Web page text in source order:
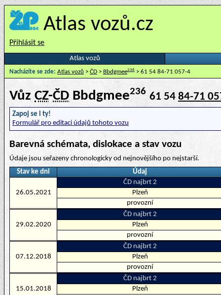
Atlas vozů.cz
Přihlásit se
Atlas vozů
Nacházíte se zde: Atlas vozů > ČD > Bbdgmee236 > 61 54 84-71 057-4
VůzCZ-ČD Bbdgmee236 61 54 84-71
Zapoj se i ty!
Formulář pro editaci údajů tohoto vozu
Barevná schémata, dislokace a stav vozu
Údaje jsou seřazeny chronologicky od nejnovějšího po nejstarší.
Stav ke dni
Údaj
26.05.2021
ČD najbrt 2
Plzeň
provozní
29.02.2020
ČD najbrt 2
Plzeň
provozní
07.12.2018
ČD najbrt 2
Plzeň
provozní
15.01.2018
ČD najbrt 2
Plzeň